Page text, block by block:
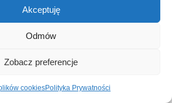
Akceptuję
Odmów
Zobacz preferencje
cookiesPolityka Prywatności
odpowiedni model
sofę w czystości i dbać o nią